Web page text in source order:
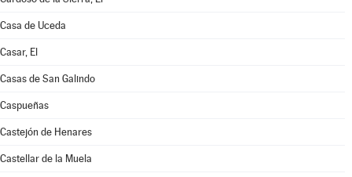
Casa de Uceda
Casar, El
Casas de San Galindo
Caspueñas
Castejón de Henares
Castellar de la Muela